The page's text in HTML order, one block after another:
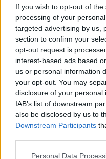
If you wish to opt-out of
processing of your
targeted advertising by us,
section to confirm your
opt-out request is
interest-based ads based
us or personal information
your opt-out. You may
disclosure of your
IAB’s list of downstream
also be disclosed by us to
Downstream Participants
Personal Data
μάτια. Η Denise
σύμβουλος του
εξηγεί: «Όταν
και στη
βλέμμα σας,
την επίμονο
ηλικιωμένους
πολύ
ανακάμψουν.
»